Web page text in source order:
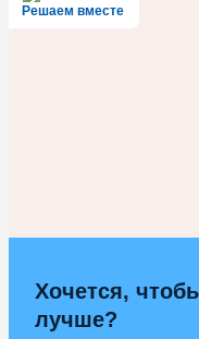
Решаем вместе
Хочется,
лучше?